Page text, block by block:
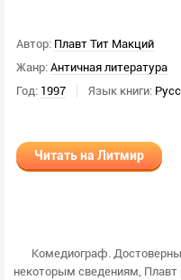
Автор: Плавт Тит Макций
Жанр: Античная литература
Год: 1997 Язык книги:
Читать на Литмир
Комедиограф.
некоторым сведениям, Плавт